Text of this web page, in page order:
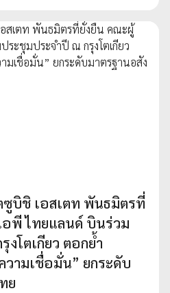
บิชิ เอสเตท พันธมิตรที่
พี ไทยแลนด์ บินร่วม
โตเกียว ตอกย้ำ
วามเชื่อมั่น” ยกระดับ
ย